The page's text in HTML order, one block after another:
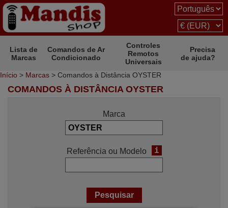
Lista de
Marcas
Comandos de Ar
Condicionado
Controles
Remotos
Universais
Precisa
de ajuda?
Início > Marcas > Comandos à Distância OYSTER
COMANDOS À DISTÂNCIA OYSTER
Marca
Referência ou Modelo i